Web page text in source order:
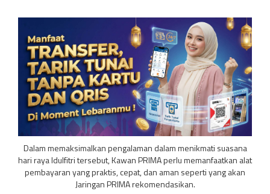
Dalam memaksimalkan pengalaman dalam menikmati suasana
hari raya Idulfitri tersebut, Kawan PRIMA perlu memanfaatkan alat
pembayaran yang praktis, cepat, dan aman seperti yang akan
Jaringan PRIMA rekomendasikan.